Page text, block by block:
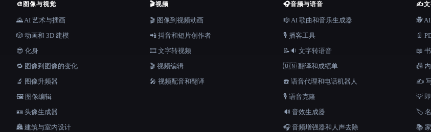
🎨 图像与视觉
🌄 AI 艺术与插画
🎲 动画和 3D 建模
😎 化身
🔁 图像到图像的变化
🔬 图像升频器
🖼️ 图像编辑
🪪 头像生成器
🏯 建筑与室内设计
🎬视频
🎬 图像到视频动画
📲 抖音和短片创作者
🎞️ 文字转视频
🎬 视频编辑
🎤 视频配音和翻译
🎧音频与语音
🎼 AI 歌曲和音乐生成器
🎙️ 播客工具
📝🔉 文字转语音
🇺🇳 翻译和成绩单
☎️ 语音代理和电话机器人
🎙️ 语音克隆
🔊 音效生成器
🎧 音频增强器和人声去除
✍️
🕵️ AI
📄
📖
📠
✍️
💡
🏷️ 名
📚